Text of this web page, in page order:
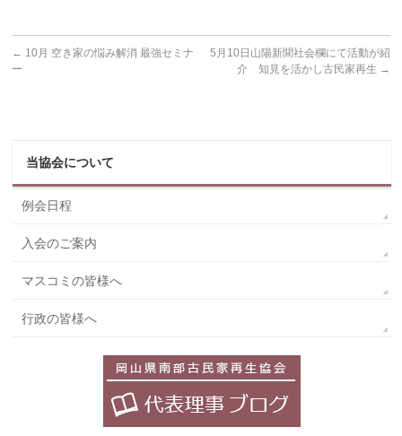
← 10月 空き家の悩み解消 最強セミナ
ー
5月10日山陽新聞社会欄にて活動が紹
介 知見を活かし古民家再生 →
当協会について
例会日程
入会のご案内
マスコミの皆様へ
行政の皆様へ